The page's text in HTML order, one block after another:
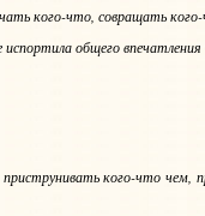
кого-что, совращать
испортила общего впечатления
приструниватького-что чем ,